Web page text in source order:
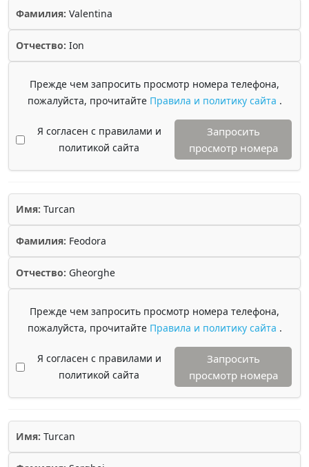
Фамилия: Valentina
Отчество: Ion
Прежде чем запросить просмотр номера телефона,
пожалуйста, прочитайте Правила и политику сайта .
Я согласен с правилами и
политикой сайта
Запросить
просмотр номера
Имя: Turcan
Фамилия: Feodora
Отчество: Gheorghe
Прежде чем запросить просмотр номера телефона,
пожалуйста, прочитайте Правила и политику сайта .
Я согласен с правилами и
политикой сайта
Запросить
просмотр номера
Имя: Turcan